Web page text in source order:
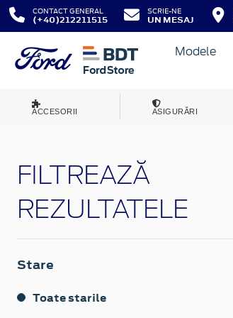
CONTACT GENERAL
(+40)212211515
SCRIE-NE
UN MESAJ
Modele
ACCESORII ASIGURĂRI
FILTREAZĂ
REZULTATELE
Stare
Toate starile